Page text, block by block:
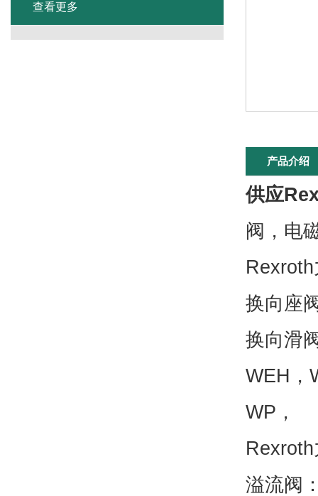
产品介绍
供应
阀，电
换向座
换向滑
WEH，
WP，
溢流阀
查看更多